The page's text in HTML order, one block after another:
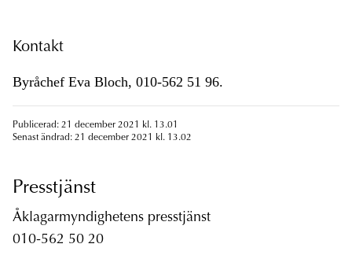
Kontakt
Byråchef Eva Bloch, 010-562 51 96.
Publicerad: 21 december 2021 kl. 13.01
Senast ändrad: 21 december 2021 kl. 13.02
Presstjänst
Åklagarmyndighetens presstjänst
010-562 50 20